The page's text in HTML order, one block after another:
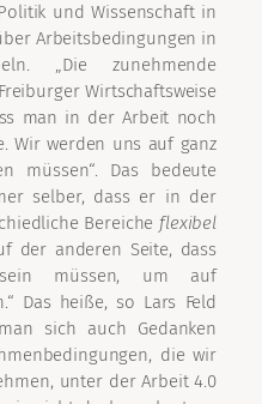
und Wissenschaft in
Arbeitsbedingungen in
„Die zunehmende
Wirtschaftsweise
man in der Arbeit noch
Wir werden uns auf ganz
müssen“. Das bedeute
selber, dass er in der
Bereiche flexibel
der anderen Seite, dass
müssen, um auf
Das heiße, so Lars Feld
sich auch Gedanken
die wir
unter der Arbeit 4.0